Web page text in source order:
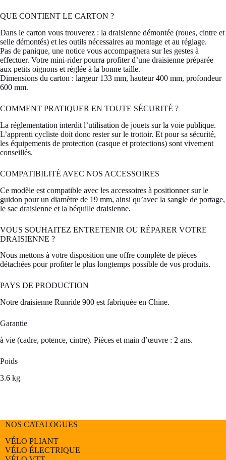
QUE CONTIENT LE CARTON ?
Dans le carton vous trouverez : la draisienne démontée (roues, cintre et
selle démontés) et les outils nécessaires au montage et au réglage.
Pas de panique, une notice vous accompagnera sur les gestes à
effectuer. Votre mini-rider pourra profiter d’une draisienne préparée
aux petits oignons et réglée à la bonne taille.
Dimensions du carton : largeur 133 mm, hauteur 400 mm, profondeur
600 mm.
COMMENT PRATIQUER EN TOUTE SÉCURITÉ ?
La réglementation interdit l’utilisation de jouets sur la voie publique.
L’apprenti cycliste doit donc rester sur le trottoir. Et pour sa sécurité,
les équipements de protection (casque et protections) sont vivement
conseillés.
COMPATIBILITÉ AVEC NOS ACCESSOIRES
Ce modèle est compatible avec les accessoires à positionner sur le
guidon pour un diamètre de 19 mm, ainsi qu’avec la sangle de portage,
le sac draisienne et la béquille draisienne.
VOUS SOUHAITEZ ENTRETENIR OU RÉPARER VOTRE
DRAISIENNE ?
Nous mettons à votre disposition une offre complète de pièces
détachées pour profiter le plus longtemps possible de vos produits.
PAYS DE PRODUCTION
Notre draisienne Runride 900 est fabriquée en Chine.
Garantie
à vie (cadre, potence, cintre). Pièces et main d’œuvre : 2 ans.
Poids
3.6 kg
NOS CATALOGUES
VÉLO PLIANT
VÉLO ÉLECTRIQUE